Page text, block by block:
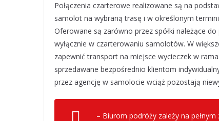
Połączenia czarterowe realizowane są na
samolot na wybraną trasę i w określonym
Oferowane są zarówno przez spółki należące
wyłącznie w czarterowaniu samolotów. W
zapewnić transport na miejsce wycieczek w
sprzedawane bezpośrednio klientom
przez agencję w samolocie wciąż pozostają
– Biurom podróży zależy na